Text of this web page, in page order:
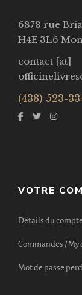
6878 rue
H4E 3L6
contact [at]
(438) 523-
VOTRE
Détails du
Commandes / My
Mot de passe